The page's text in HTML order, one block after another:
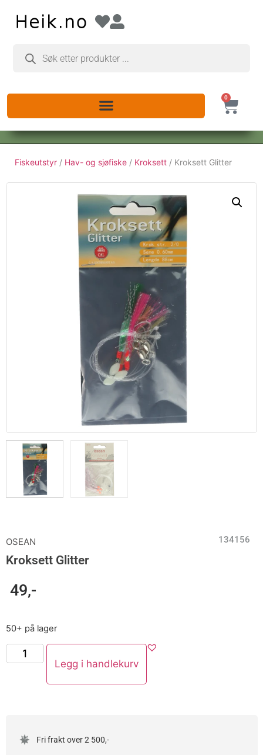
0
Fiskeutstyr / Hav- og sjøfiske / Kroksett / Kroksett Glitter
OSEAN 134156
Kroksett Glitter
49,-
50+ på lager
Legg i handlekurv
Fri frakt over 2 500,-